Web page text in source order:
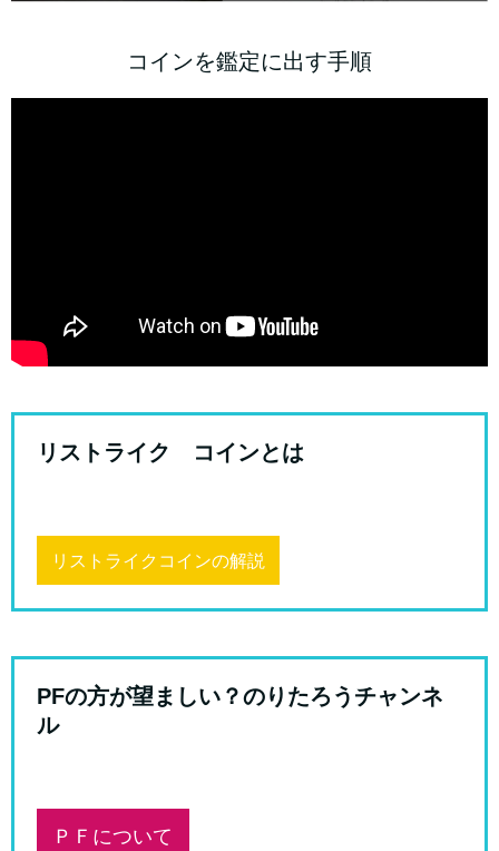
コインを鑑定に出す手順
リストライク コインとは
リストライクコインの解説
PFの方が望ましい？のりたろうチャンネ
ル
ＰＦについて